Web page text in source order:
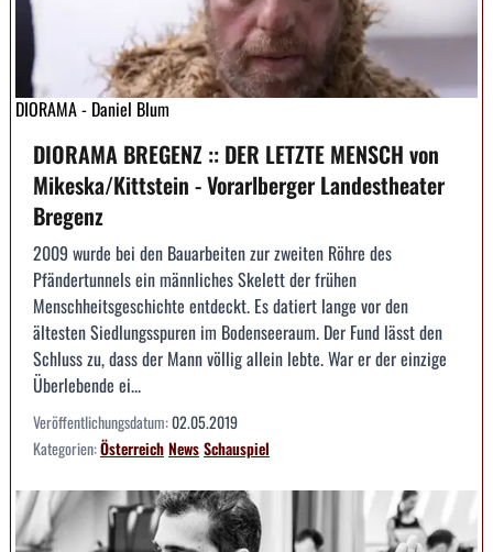
DIORAMA - Daniel Blum
DIORAMA BREGENZ :: DER LETZTE MENSCH von
Mikeska/Kittstein - Vorarlberger Landestheater
Bregenz
2009 wurde bei den Bauarbeiten zur zweiten Röhre des
Pfändertunnels ein männliches Skelett der frühen
Menschheitsgeschichte entdeckt. Es datiert lange vor den
ältesten Siedlungsspuren im Bodenseeraum. Der Fund lässt den
Schluss zu, dass der Mann völlig allein lebte. War er der einzige
Überlebende ei...
Veröffentlichungsdatum:02.05.2019
Kategorien:ÖsterreichNewsSchauspiel